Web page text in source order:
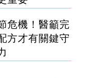
危機！醫籲完
方才有關鍵守